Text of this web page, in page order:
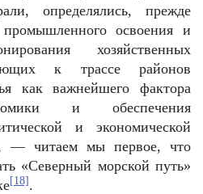
определялись, прежде
промышленного освоения и
хозяйственных
к трассе районов
как важнейшего фактора
и обеспечения
и экономической
— читаем мы первое, что
«Северный морской путь»
[18] .